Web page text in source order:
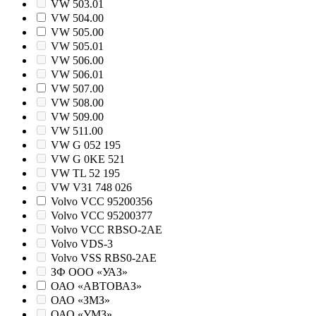
VW 503.01
VW 504.00
VW 505.00
VW 505.01
VW 506.00
VW 506.01
VW 507.00
VW 508.00
VW 509.00
VW 511.00
VW G 052 195
VW G 0KE 521
VW TL 52 195
VW V31 748 026
Volvo VCC 95200356
Volvo VCC 95200377
Volvo VCC RBSO-2AE
Volvo VDS-3
Volvo VSS RBS0-2AE
ЗФ ООО «УАЗ»
ОАО «АВТОВАЗ»
ОАО «ЗМЗ»